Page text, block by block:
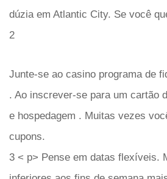
dúzia em Atlantic City. Se você
2
Junte-se ao casino programa de
. Ao inscrever-se para um cartão
e hospedagem . Muitas vezes
cupons.
3 < p> Pense em datas flexíveis.